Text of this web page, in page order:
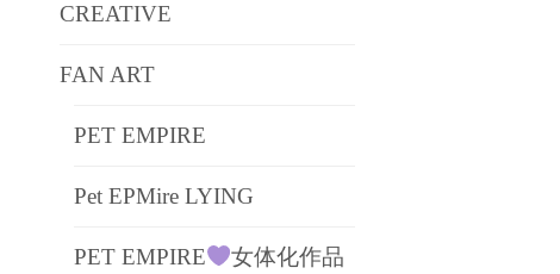
CREATIVE
FAN ART
PET EMPIRE
Pet EPMire LYING
PET EMPIRE
女体化作品